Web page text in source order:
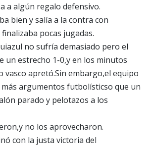
a algún regalo defensivo.
bien y salía a la contra con
pocas jugadas.
no sufría demasiado pero el
un estrecho 1-0,y en los minutos
vasco apretó.Sin embargo,el equipo
más argumentos futbolísticso que un
parado y pelotazos a los
no los aprovecharon.
con la justa victoria del